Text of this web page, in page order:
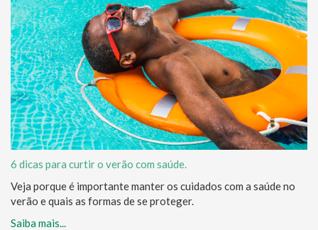
6 dicas para curtir o verão com saúde.
Veja porque é importante manter os cuidados com a saúde no
verão e quais as formas de se proteger.
Saiba mais...